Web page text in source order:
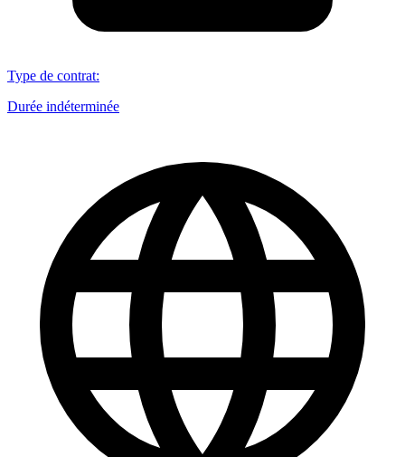
Type de contrat:
Durée indéterminée